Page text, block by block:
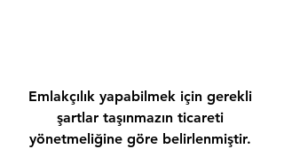
Emlakçılık yapabilmek için gerekli
şartlar taşınmazın ticareti
yönetmeliğine göre belirlenmiştir.